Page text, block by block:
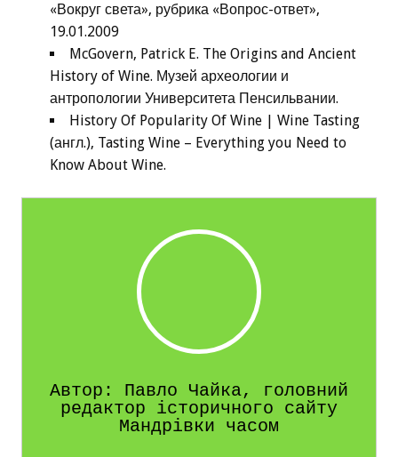
«Вокруг света», рубрика «Вопрос-ответ»,
19.01.2009
McGovern, Patrick E. The Origins and Ancient
History of Wine. Музей археологии и
антропологии Университета Пенсильвании.
History Of Popularity Of Wine | Wine Tasting
(англ.), Tasting Wine – Everything you Need to
Know About Wine.
Автор: Павло Чайка, головний
редактор історичного сайту
Мандрівки часом